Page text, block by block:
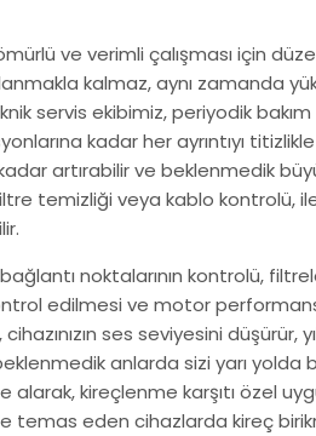
ve verimli çalışması için
kalmaz, aynı zamanda
servis ekibimiz, periyodik bakım
kadar her ayrıntıyı
artırabilir ve beklenmedik
temizliği veya kablo kontrolü,
noktalarının kontrolü,
edilmesi ve motor
ses seviyesini düşürür,
anlarda sizi yarı yolda
alarak, kireçlenme karşıtı özel
temas eden cihazlarda kireç